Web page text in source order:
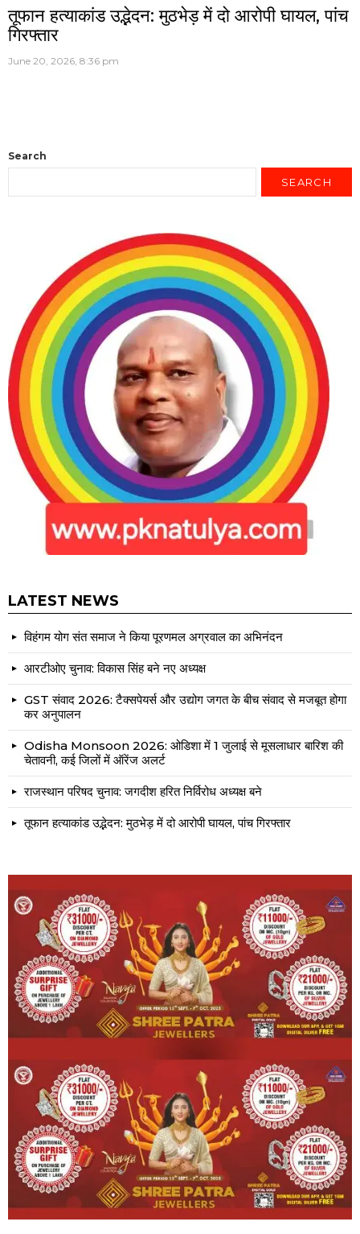
तूफान हत्याकांड उद्भेदन: मुठभेड़ में दो आरोपी घायल, पांच
गिरफ्तार
June 20, 2026, 8:36 pm
Search
SEARCH
LATEST NEWS
विहंगम योग संत समाज ने किया पूरणमल अग्रवाल का अभिनंदन
आरटीओए चुनाव: विकास सिंह बने नए अध्यक्ष
GST संवाद 2026: टैक्सपेयर्स और उद्योग जगत के बीच संवाद से मजबूत होगा
कर अनुपालन
Odisha Monsoon 2026: ओडिशा में 1 जुलाई से मूसलाधार बारिश की
चेतावनी, कई जिलों में ऑरेंज अलर्ट
राजस्थान परिषद चुनाव: जगदीश हरित निर्विरोध अध्यक्ष बने
तूफान हत्याकांड उद्भेदन: मुठभेड़ में दो आरोपी घायल, पांच गिरफ्तार